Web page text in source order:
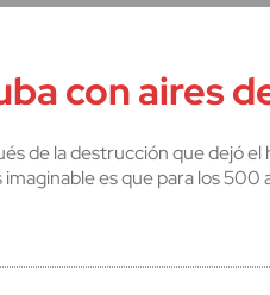
con aires
de la destrucción que dejó
es que para los 500